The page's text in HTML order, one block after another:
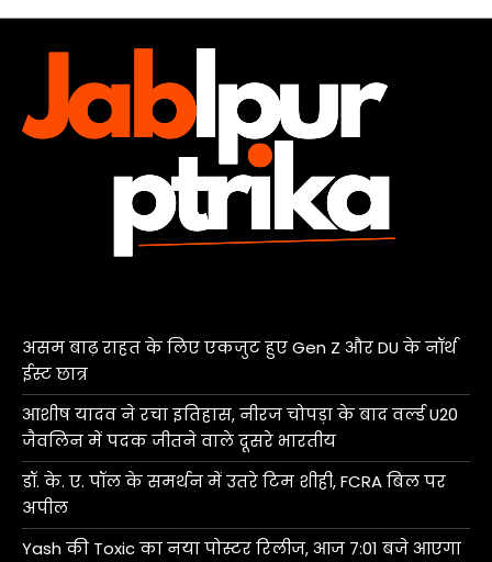
असम बाढ़ राहत के लिए एकजुट हुए Gen Z और DU के नॉर्थ
ईस्ट छात्र
आशीष यादव ने रचा इतिहास, नीरज चोपड़ा के बाद वर्ल्ड U20
जैवलिन में पदक जीतने वाले दूसरे भारतीय
डॉ. के. ए. पॉल के समर्थन में उतरे टिम शीही, FCRA बिल पर
अपील
Yash की Toxic का नया पोस्टर रिलीज, आज 7:01 बजे आएगा